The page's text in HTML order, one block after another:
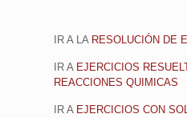
IR A LA RESOLUCIÓN DE
IR A EJERCICIOS
REACCIONES QUIMICAS
IR A EJERCICIOS CON